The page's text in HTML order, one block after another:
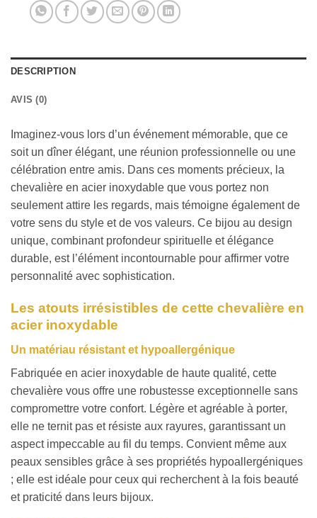
DESCRIPTION
AVIS (0)
Imaginez-vous lors d’un événement mémorable, que ce
soit un dîner élégant, une réunion professionnelle ou une
célébration entre amis. Dans ces moments précieux, la
chevalière en acier inoxydable que vous portez non
seulement attire les regards, mais témoigne également de
votre sens du style et de vos valeurs. Ce bijou au design
unique, combinant profondeur spirituelle et élégance
durable, est l’élément incontournable pour affirmer votre
personnalité avec sophistication.
Les atouts irrésistibles de cette chevalière en
acier inoxydable
Un matériau résistant et hypoallergénique
Fabriquée en acier inoxydable de haute qualité, cette
chevalière vous offre une robustesse exceptionnelle sans
compromettre votre confort. Légère et agréable à porter,
elle ne ternit pas et résiste aux rayures, garantissant un
aspect impeccable au fil du temps. Convient même aux
peaux sensibles grâce à ses propriétés hypoallergéniques
; elle est idéale pour ceux qui recherchent à la fois beauté
et praticité dans leurs bijoux.